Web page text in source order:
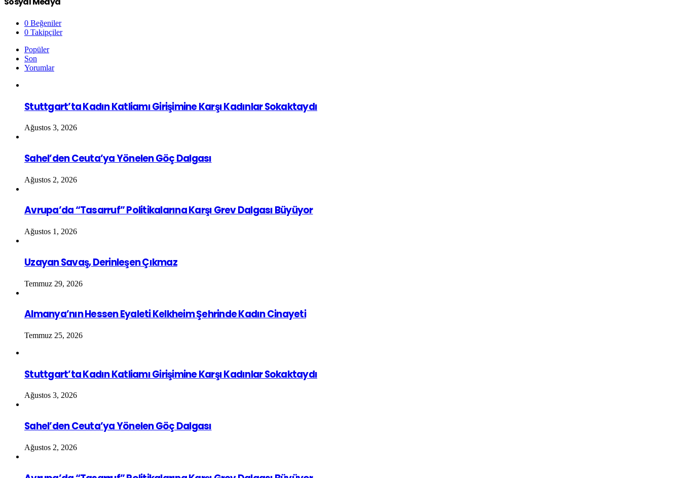
0 Beğeniler
0 Takipçiler
Popüler
Son
Yorumlar
Stuttgart’ta Kadın Katliamı Girişimine Karşı Kadınlar Sokaktaydı
Ağustos 3, 2026
Sahel’den Ceuta’ya Yönelen Göç Dalgası
Ağustos 2, 2026
Avrupa’da “Tasarruf” Politikalarına Karşı Grev Dalgası Büyüyor
Ağustos 1, 2026
Uzayan Savaş, Derinleşen Çıkmaz
Temmuz 29, 2026
Almanya’nın Hessen Eyaleti Kelkheim Şehrinde Kadın Cinayeti
Temmuz 25, 2026
Stuttgart’ta Kadın Katliamı Girişimine Karşı Kadınlar Sokaktaydı
Ağustos 3, 2026
Sahel’den Ceuta’ya Yönelen Göç Dalgası
Ağustos 2, 2026